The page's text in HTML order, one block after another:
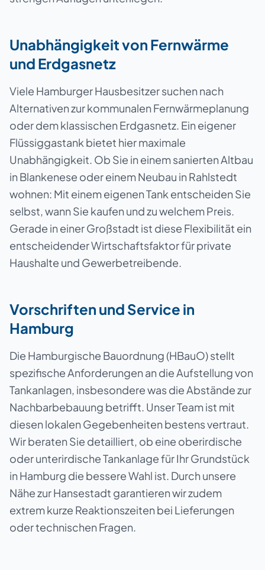
Unabhängigkeit von Fernwärme
und Erdgasnetz
Viele Hamburger Hausbesitzer suchen nach
Alternativen zur kommunalen Fernwärmeplanung
oder dem klassischen Erdgasnetz. Ein eigener
Flüssiggastank bietet hier maximale
Unabhängigkeit. Ob Sie in einem sanierten Altbau
in Blankenese oder einem Neubau in Rahlstedt
wohnen: Mit einem eigenen Tank entscheiden Sie
selbst, wann Sie kaufen und zu welchem Preis.
Gerade in einer Großstadt ist diese Flexibilität ein
entscheidender Wirtschaftsfaktor für private
Haushalte und Gewerbetreibende.
Vorschriften und Service in
Hamburg
Die Hamburgische Bauordnung (HBauO) stellt
spezifische Anforderungen an die Aufstellung von
Tankanlagen, insbesondere was die Abstände zur
Nachbarbebauung betrifft. Unser Team ist mit
diesen lokalen Gegebenheiten bestens vertraut.
Wir beraten Sie detailliert, ob eine oberirdische
oder unterirdische Tankanlage für Ihr Grundstück
in Hamburg die bessere Wahl ist. Durch unsere
Nähe zur Hansestadt garantieren wir zudem
extrem kurze Reaktionszeiten bei Lieferungen
oder technischen Fragen.